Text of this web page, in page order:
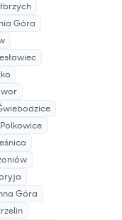
Góra
Polkowice
Góra